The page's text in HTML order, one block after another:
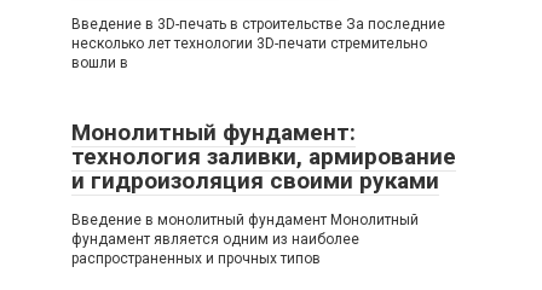
Введение в 3D-печать в строительстве За последние
несколько лет технологии 3D-печати стремительно
вошли в
Монолитный фундамент:
технология заливки, армирование
и гидроизоляция своими руками
Введение в монолитный фундамент Монолитный
фундамент является одним из наиболее
распространенных и прочных типов